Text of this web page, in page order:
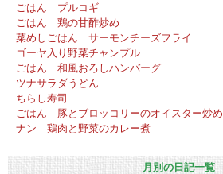
ごはん プルコギ
ごはん 鶏の甘酢炒め
菜めしごはん サーモンチーズフライ
ゴーヤ入り野菜チャンプル
ごはん 和風おろしハンバーグ
ツナサラダうどん
ちらし寿司
ごはん 豚とブロッコリーのオイスター炒め
ナン 鶏肉と野菜のカレー煮
月別の日記一覧